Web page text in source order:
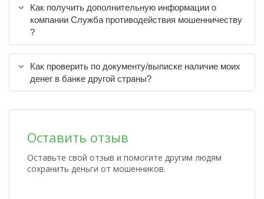
Как получить дополнительную информации о
компании Служба противодействия мошенничеству
?
Как проверить по документу/выписке наличие моих
денег в банке другой страны?
Оставить отзыв
Оставьте свой отзыв и помогите другим людям
сохранить деньги от мошенников.